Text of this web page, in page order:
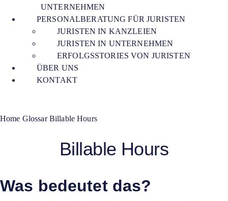
UNTERNEHMEN
PERSONALBERATUNG FÜR JURISTEN
JURISTEN IN KANZLEIEN
JURISTEN IN UNTERNEHMEN
ERFOLGSSTORIES VON JURISTEN
ÜBER UNS
KONTAKT
Home Glossar Billable Hours
Billable Hours
Was bedeutet das?